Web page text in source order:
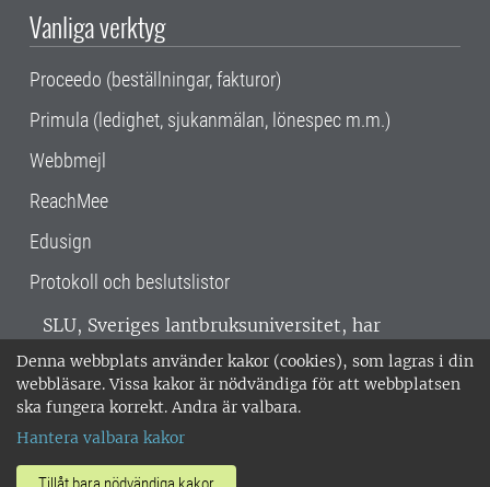
Denna webbplats använder kakor (cookies), som lagras i din
webbläsare. Vissa kakor är nödvändiga för att webbplatsen
ska fungera korrekt. Andra är valbara.
Hantera valbara kakor
Vanliga verktyg
Proceedo (beställningar, fakturor)
Primula (ledighet, sjukanmälan, lönespec m.m.)
Webbmejl
ReachMee
Edusign
Protokoll och beslutslistor
SLU, Sveriges lantbruksuniversitet, har
verksamhet över hela Sverige. Huvudorter är
Alnarp, Uppsala och Umeå.SLU är
miljöcertifierat enligt ISO 14001. •
018-67 10 00 • Org nr: 202100-2817 •
Om SLU:s webbplatser